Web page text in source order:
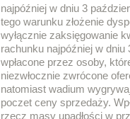
najpóźniej w dniu 3
tego warunku złożenie
wyłącznie zaksięgowanie
rachunku najpóźniej w
wpłacone przez osoby,
niezwłocznie zwrócone
natomiast wadium
poczet ceny sprzedaży.
rzecz masy upadłości w